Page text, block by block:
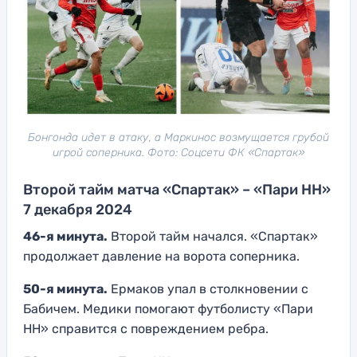
Бонгонда идет в атаку, а Маркинос возмущается грубой
игрой соперника. Фото: Соцсети ФК «Спартак»
Второй тайм матча «Спартак» – «Пари НН»
7 декабря 2024
46-я минута. Второй тайм начался. «Спартак»
продолжает давление на ворота соперника.
50-я минута. Ермаков упал в столкновении с
Бабичем. Медики помогают футболисту «Пари
НН» справится с повреждением ребра.